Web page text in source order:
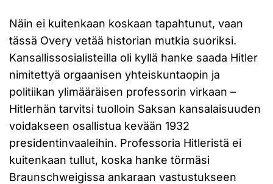
Näin ei kuitenkaan koskaan tapahtunut, vaan
tässä Overy vetää historian mutkia suoriksi.
Kansallissosialisteilla oli kyllä hanke saada Hitler
nimitettyä orgaanisen yhteiskuntaopin ja
politiikan ylimääräisen professorin virkaan –
Hitlerhän tarvitsi tuolloin Saksan kansalaisuuden
voidakseen osallistua kevään 1932
presidentinvaaleihin. Professoria Hitleristä ei
kuitenkaan tullut, koska hanke törmäsi
Braunschweigissa ankaraan vastustukseen